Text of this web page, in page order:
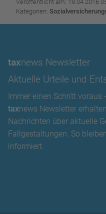
Veröffentlicht am: 19.04.2016
Kategorien:
taxnews Newsletter
Aktuelle Urteile und
Immer einen Schritt voraus
taxnews Newsletter
Nachrichten über aktuelle
Fallgestaltungen. So
informiert.